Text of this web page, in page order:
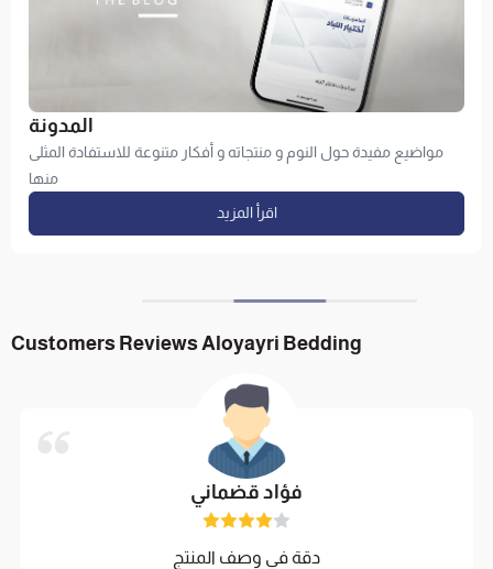
مواضيع مفيدة حول النوم و منتجاته و أفكار
منزلك، استعرض
Customers Reviews Aloyayri Bedding
فؤاد قضماني
دقة في وصف المنتج